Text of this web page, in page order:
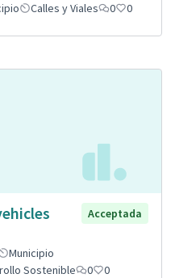
Calles y Viales 0 0
Acceptada
Municipio
Sostenible
0 0